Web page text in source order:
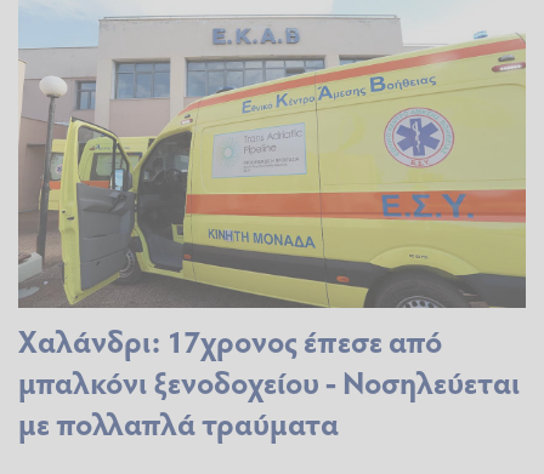
Χαλάνδρι: 17χρονος έπεσε από
μπαλκόνι ξενοδοχείου - Νοσηλεύεται
με πολλαπλά τραύματα